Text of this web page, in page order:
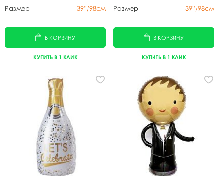
Размер 39''/98см
В КОРЗИНУ
КУПИТЬ В 1 КЛИК
Размер 39''/98см
В КОРЗИНУ
КУПИТЬ В 1 КЛИК